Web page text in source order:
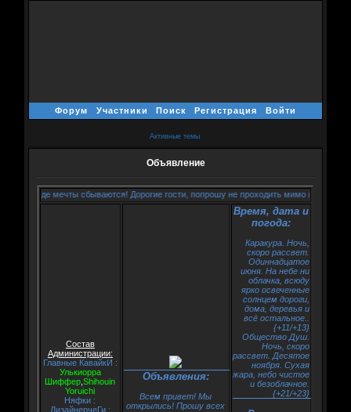
Форум Участники Поиск Регистрация Войти
Активные темы
Объявление
мечты сбываются! Дорогие гости, попрошу не проходить мимо и
Состав
Администрации:
Главные КавайкИ :
Улькиорра
Шиффер ,Shihouin
Yoruichi
Няфки :
ДизайнерчеГи :
Объявления:
Всем привет! Мы
открылись! Прошу всех
Время, дата и
погода:
Каракура. Ночь,
скоро рассвет.
Одиннадцатое
июня. На небе ни
облачка, всюду
ярко освеченные
солнцем дороги,
дома, деревья и
всё остальное..
{+11/+13}
Общество Душ.
Ночь, скоро
рассвет. Десятое
ноября. Сухая
жара, небо чистое
и безоблачное.
{+21/+23}